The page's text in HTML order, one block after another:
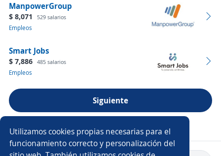
Utilizamos cookies propias necesarias para el
funcionamiento correcto y personalización del
ManpowerGroup
$ 8,071 529 salarios
Empleos
Smart Jobs
$ 7,886 485 salarios
Empleos
Siguiente
Ver más empresas